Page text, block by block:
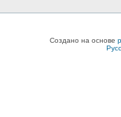
Создано на основе